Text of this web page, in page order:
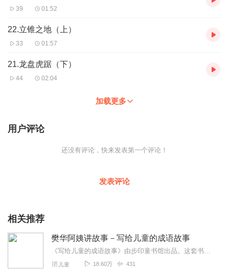
39 01:52
22.立锥之地（上）
33 01:57
21.龙盘虎踞（下）
44 02:04
加载更多
用户评论
还没有评论，快来发表第一个评论！
发表评论
相关推荐
樊华阿姨讲故事－写给儿童的成语故事
《写给儿童的成语故事》由步印童书馆出品。这套书在台湾畅销近三十年，曾荣获“金鼎奖”和“台南市最高荣誉美术奖”，是一套考证成语出处，讲述成语故事，与孩子探讨故事背...
儿童 18.60万 431